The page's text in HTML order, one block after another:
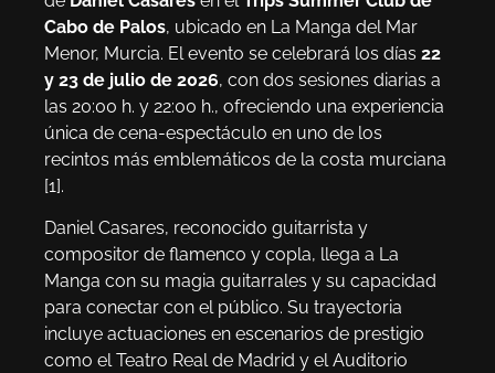
Cabo de Palos, ubicado en La Manga del Mar
Menor, Murcia. El evento se celebrará los días 22
y 23 de julio de 2026, con dos sesiones diarias a
las 20:00 h. y 22:00 h., ofreciendo una experiencia
única de cena-espectáculo en uno de los
recintos más emblemáticos de la costa murciana
[1].
Daniel Casares, reconocido guitarrista y
compositor de flamenco y copla, llega a La
Manga con su magia guitarrales y su capacidad
para conectar con el público. Su trayectoria
incluye actuaciones en escenarios de prestigio
como el Teatro Real de Madrid y el Auditorio